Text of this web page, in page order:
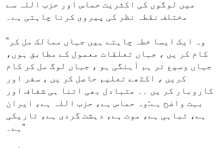
میں لوگوں کی اکثریت حماس اور حزب اللہ سے
مختلف نقطہ نظر کی پیروی کرنا چاہتی ہے۔
"وہ ایک ایسا خطہ چاہتے ہیں جہاں ممالک مل کر
کام کر یں ، جہاں تعلقات معمول کے مطابق ہوں،
جہاں وسیع تر ہم آہنگی ہو ، جہاں لوگ مل کر کام
کریں ، اکٹھے تعلیم حاصل کر یں ، سفر اور
کاروبار کر یں ۔۔ متبادل بھی اتنا ہی شفاف اور
بہت واضح ہے:وہ حماس ہے، حزب اللہ ہے، ایران
ہے، تباہی ہے، موت ہے، دہشت گردی ہے، تاریکی
ہے۔"